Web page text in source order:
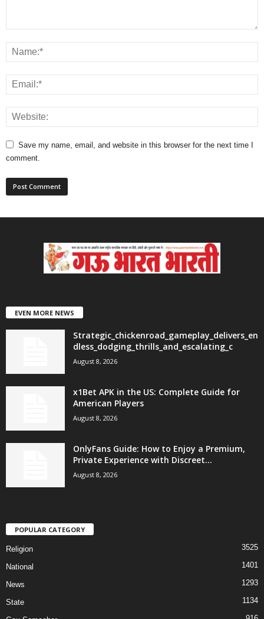
Save my name, email, and website in this browser for the next time I
comment.
EVEN MORE NEWS
Strategic_chickenroad_gameplay_delivers_en
dless_dodging_thrills_and_escalating_c
August 8, 2026
x1Bet APK in the US: Complete Guide for
American Players
August 8, 2026
OnlyFans Guide: How to Enjoy a Premium,
Private Experience with Discreet...
August 8, 2026
POPULAR CATEGORY
Religion 3525
National 1401
News 1293
State 1134